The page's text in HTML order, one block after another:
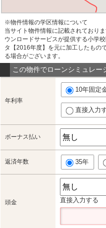
※物件情報の学区情報について
当サイト物件情報に記載されており
ウンロードサービスが提供する小学
タ【2016年度】を元に加工したもの
る場合がございます。
この物件でローンシミュレー
年利率
10年固定
直接入力
ボーナス払い
返済年数 35年
頭金 直接入力する